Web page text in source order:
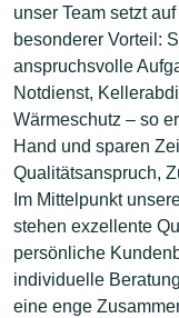
unser Team setzt
besonderer Vorteil:
anspruchsvolle
Notdienst,
Wärmeschutz – so
Hand und sparen
Qualitätsanspruch,
Im Mittelpunkt
stehen exzellente
persönliche
individuelle
eine enge